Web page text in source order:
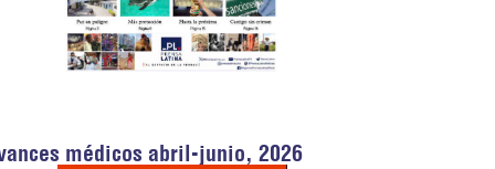
médicos abril-junio, 2026